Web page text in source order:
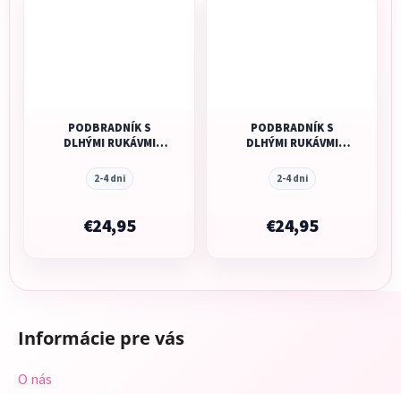
PODBRADNÍK S
DLHÝMI RUKÁVMI
FRUITY
2-4 dni
€24,95
PODBRADNÍK S
DLHÝMI RUKÁVMI
KITTENS
2-4 dni
€24,95
Informácie pre vás
O nás